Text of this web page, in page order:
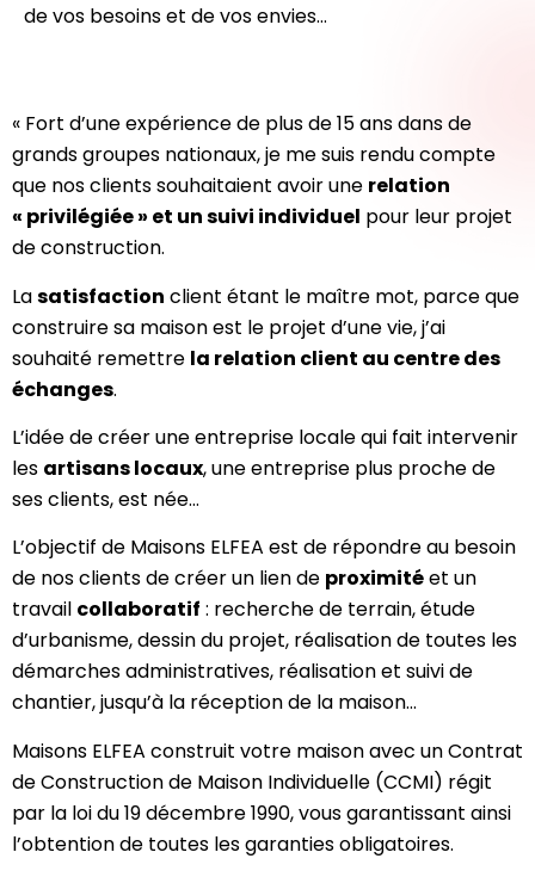
de vos besoins et de vos envies…
« Fort d’une expérience de plus de 15 ans dans de
grands groupes nationaux, je me suis rendu compte
que nos clients souhaitaient avoir une relation
« privilégiée » et un suivi individuel pour leur projet
de construction.
Lasatisfaction client étant le maître mot, parce que
construire sa maison est le projet d’une vie, j’ai
souhaité remettre la relation client au centre des
échanges.
L’idée de créer une entreprise locale qui fait intervenir
les artisans locaux, une entreprise plus proche de
ses clients, est née…
L’objectif de Maisons ELFEA est de répondre au besoin
de nos clients de créer un lien de proximitéet un
travail collaboratif : recherche de terrain, étude
d’urbanisme, dessin du projet, réalisation de toutes les
démarches administratives, réalisation et suivi de
chantier, jusqu’à la réception de la maison…
Maisons ELFEA construit votre maison avec un Contrat
de Construction de Maison Individuelle (CCMI) régit
par la loi du 19 décembre 1990, vous garantissant ainsi
l’obtention de toutes les garanties obligatoires.